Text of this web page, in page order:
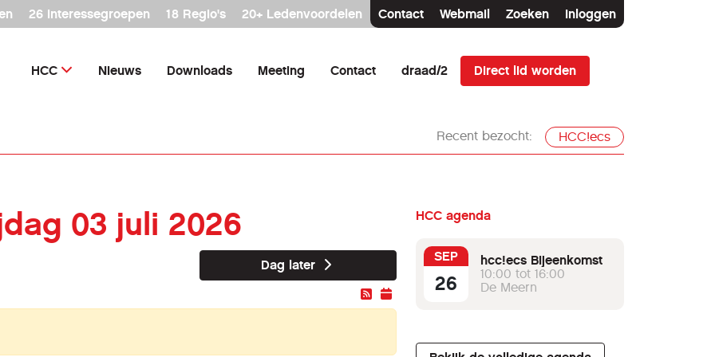
26 interessegroepen 18 Regio's 20+ Ledenvoordelen Contact Webmail Zoeken Inloggen
HCC Nieuws Downloads Meeting Contact draad/2 Direct lid worden
Recent bezocht: HCC!ecs
03 juli 2026
Dag later
HCC agenda
SEP
26
hcc!ecs Bijeenkomst
10:00 tot 16:00
De Meern